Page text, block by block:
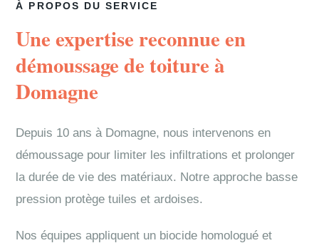
À PROPOS DU SERVICE
Une expertise reconnue en
démoussage de toiture à
Domagne
Depuis 10 ans à Domagne, nous intervenons en
démoussage pour limiter les infiltrations et prolonger
la durée de vie des matériaux. Notre approche basse
pression protège tuiles et ardoises.
Nos équipes appliquent un biocide homologué et